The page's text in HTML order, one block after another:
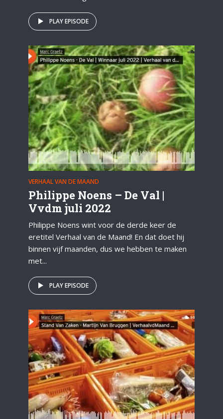
PLAY EPISODE
VERHAAL VAN DE MAAND
Philippe Noens – De Val |
Vvdm juli 2022
Philippe Noens wint voor de derde keer de
eretitel Verhaal van de Maand! En dat doet hij
binnen vijf maanden, dus we hebben te maken
met...
PLAY EPISODE